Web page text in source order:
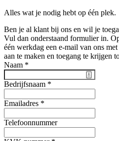
Alles wat je nodig hebt op één plek.
Ben je al klant bij ons en wil je
Vul dan onderstaand formulier in.
één werkdag een e-mail van ons
aan te maken en toegang te krijgen
Naam *
Bedrijfsnaam *
Emailadres *
Telefoonnummer